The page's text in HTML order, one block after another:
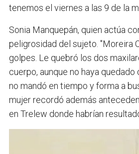
tenemos el viernes a las 9 de la
Sonia Manquepán, quien actúa
peligrosidad del sujeto. "Moreira
golpes. Le quebró los dos
cuerpo, aunque no haya
no mandó en tiempo y forma a
mujer recordó además
en Trelew donde habrían